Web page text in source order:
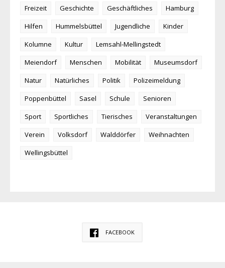
Freizeit
Geschichte Geschäftliches
Hamburg
Hilfen
Hummelsbüttel Jugendliche
Kinder
Kolumne
Kultur
Lemsahl-Mellingstedt
Meiendorf
Menschen Mobilität
Museumsdorf
Natur
Natürliches Politik
Polizeimeldung
Poppenbüttel
Sasel Schule
Senioren
Sport
Sportliches Tierisches
Veranstaltungen
Verein
Volksdorf Walddörfer
Weihnachten
Wellingsbüttel
FACEBOOK